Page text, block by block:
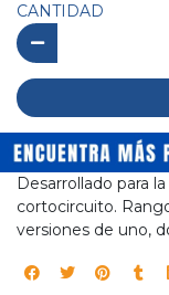
CANTIDAD
Desarrollado para
cortocircuito.
versiones de uno,